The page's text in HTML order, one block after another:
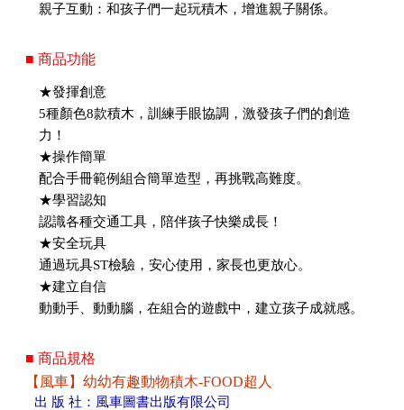
親子互動：和孩子們一起玩積木，增進親子關係。
■ 商品功能
★發揮創意
5種顏色8款積木，訓練手眼協調，激發孩子們的創造
力！
★操作簡單
配合手冊範例組合簡單造型，再挑戰高難度。
★學習認知
認識各種交通工具，陪伴孩子快樂成長！
★安全玩具
通過玩具ST檢驗，安心使用，家長也更放心。
★建立自信
動動手、動動腦，在組合的遊戲中，建立孩子成就感。
■ 商品規格
【風車】幼幼有趣動物積木-FOOD超人
出 版 社：風車圖書出版有限公司